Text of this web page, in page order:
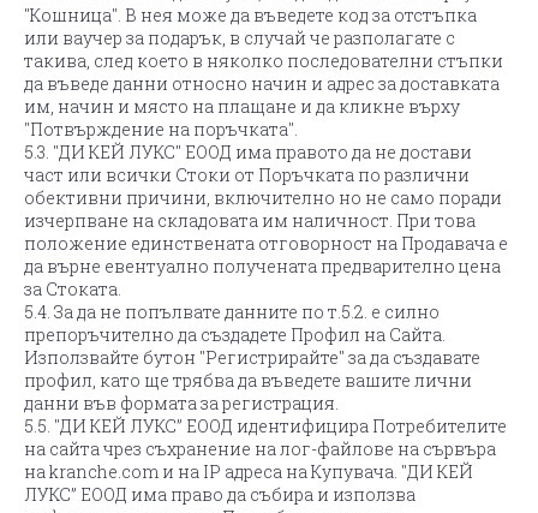
"Кошница". В нея може да въведете код за отстъпка
или ваучер за подарък, в случай че разполагате с
такива, след което в няколко последователни стъпки
да въведе данни относно начин и адрес за доставката
им, начин и място на плащане и да кликне върху
"Потвърждение на поръчката".
5.3. "ДИ КЕЙ ЛУКС" ЕООД има правото да не достави
част или всички Стоки от Поръчката по различни
обективни причини, включително но не само поради
изчерпване на складовата им наличност. При това
положение единствената отговорност на Продавача е
да върне евентуално получената предварително цена
за Стоката.
5.4. За да не попълвате данните по т.5.2. е силно
препоръчително да създадете Профил на Сайта.
Използвайте бутон "Регистрирайте" за да създавате
профил, като ще трябва да въведете вашите лични
данни във формата за регистрация.
5.5. "ДИ КЕЙ ЛУКС” ЕООД идентифицира Потребителите
на сайта чрез съхранение на лог-файлове на сървъра
на kranche.com и на IP адреса на Купувача. "ДИ КЕЙ
ЛУКС” ЕООД има право да събира и използва